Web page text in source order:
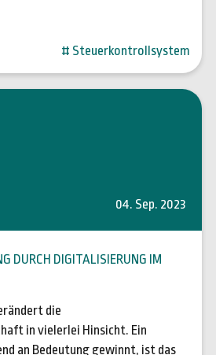
# Steuerkontrollsystem
04. Sep. 2023
DURCH DIGITALISIERUNG IM
die
in vielerlei Hinsicht. Ein
an Bedeutung gewinnt, ist das